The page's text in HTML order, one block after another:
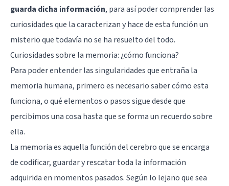
guarda dicha información, para así poder comprender las
curiosidades que la caracterizan y hace de esta función un
misterio que todavía no se ha resuelto del todo.
Curiosidades sobre la memoria: ¿cómo funciona?
Para poder entender las singularidades que entraña la
memoria humana, primero es necesario saber cómo esta
funciona, o qué elementos o pasos sigue desde que
percibimos una cosa hasta que se forma un recuerdo sobre
ella.
La memoria es aquella función del cerebro que se encarga
de codificar, guardar y rescatar toda la información
adquirida en momentos pasados. Según lo lejano que sea